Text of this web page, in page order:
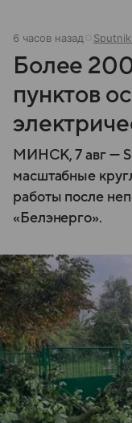
6 часов назад
Более
пунктов
МИНСК, 7 авг —
масштабные
работы после
«Белэнерго».